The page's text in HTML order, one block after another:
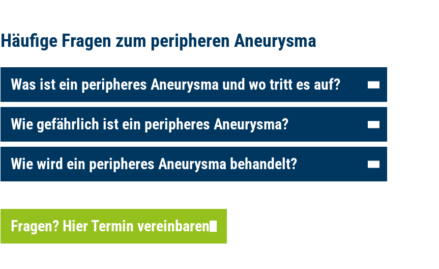
Häufige Fragen zum peripheren Aneurysma
Was ist ein peripheres Aneurysma und wo tritt es auf?
Wie gefährlich ist ein peripheres Aneurysma?
Wie wird ein peripheres Aneurysma behandelt?
Fragen? Hier Termin vereinbaren